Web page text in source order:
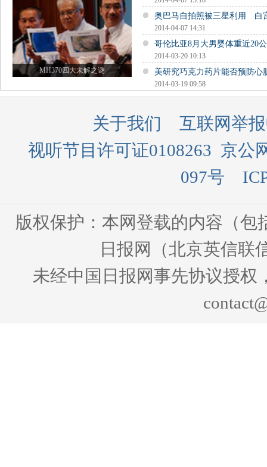
MH370四大未解之谜
奥巴马自拍照被三星利用 白
2014-04-07 14:31
哥伦比亚8月大男婴体重近20
2014-03-20 10:13
美研究巧克力药片能否预防心
2014-03-19 09:58
关于我们
互联网举
视听节目许可证0108263 京公
097号
版权保护：本网登载的内容（
日报网（北京英信联
未经中国日报网事先协议授权